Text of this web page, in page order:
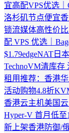
宜高配VPS优选
洛杉矶节点便宜
锁流媒体高性价
配 VPS 优选｜
$1.79edgeNAT日
TechnoVM清库存
租用推荐：香港
活动购物4.8折
香港云主机美国
Hyper-V 首月低
新上架香港防御/